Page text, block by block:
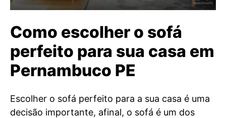
Como escolher o sofá
perfeito para sua casa em
Pernambuco PE
Escolher o sofá perfeito para a sua casa é uma
decisão importante, afinal, o sofá é um dos